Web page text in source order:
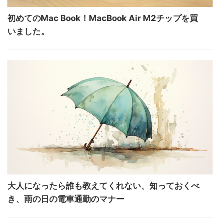
初めてのMac Book！MacBook Air M2チップを買
いました。
大人になったら誰も教えてくれない、知っておくべ
き、雨の日の電車通勤のマナー